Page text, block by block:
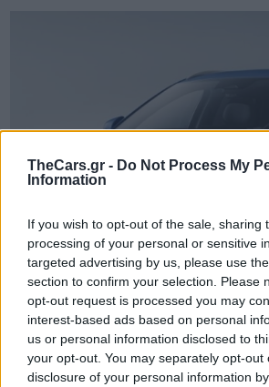
TheCars.gr - Do Not Process My
Information
If you wish to opt-out of the sale, sharing
processing of your personal or sensitive
targeted advertising by us, please use
section to confirm your selection. Please
opt-out request is processed you may
interest-based ads based on personal
us or personal information disclosed to
your opt-out. You may separately opt-out
disclosure of your personal information
TheCars.gr |12/02/2026 13:00